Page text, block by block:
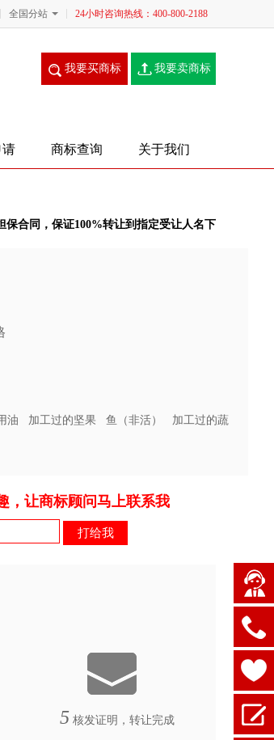
全国分站 24小时咨询热线：400-800-2188
我要买商标 我要卖商标
请 商标查询 关于我们
保合同，保证100%转让到指定受让人名下
油 加工过的坚果 鱼（非活） 加工过的蔬
，让商标顾问马上联系我
5 核发证明，转让完成